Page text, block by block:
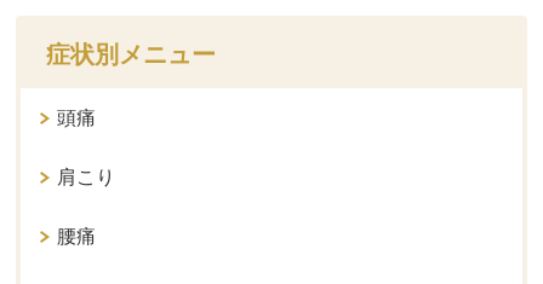
症状別メニュー
頭痛
肩こり
腰痛